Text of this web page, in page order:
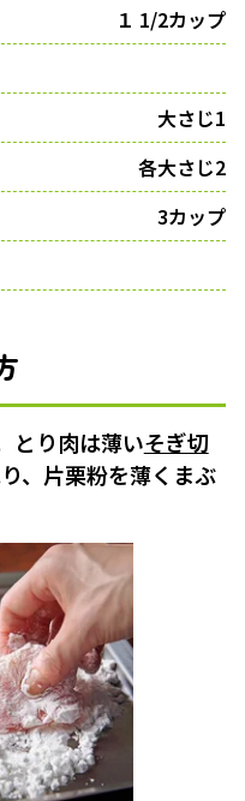
１ 1/2カップ
大さじ1
各大さじ2
3カップ
とり肉は薄いそぎ切
、片栗粉を薄くまぶ